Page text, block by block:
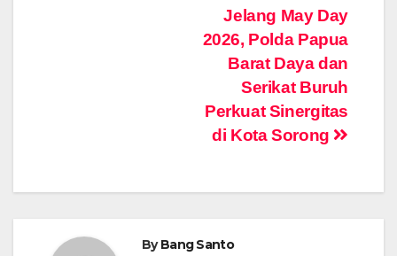
Jelang May Day
2026, Polda Papua
Barat Daya dan
Serikat Buruh
Perkuat Sinergitas
di Kota Sorong
ByBang Santo